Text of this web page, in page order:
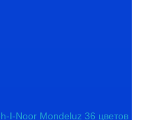
I-Noor Mondeluz 36 цветов